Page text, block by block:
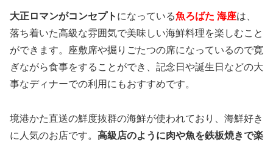
大正ロマンがコンセプト になっている魚ろばた 海座は、
落ち着いた高級な雰囲気で美味しい海鮮料理を楽しむこと
ができます。座敷席や掘りごたつの席になっているので寛
ぎながら食事をすることができ、記念日や誕生日などの大
事なディナーでの利用にもおすすめです。
境港かた直送の鮮度抜群の海鮮が使われており、海鮮好き
に人気のお店です。 高級店のように肉や魚を鉄板焼きで楽